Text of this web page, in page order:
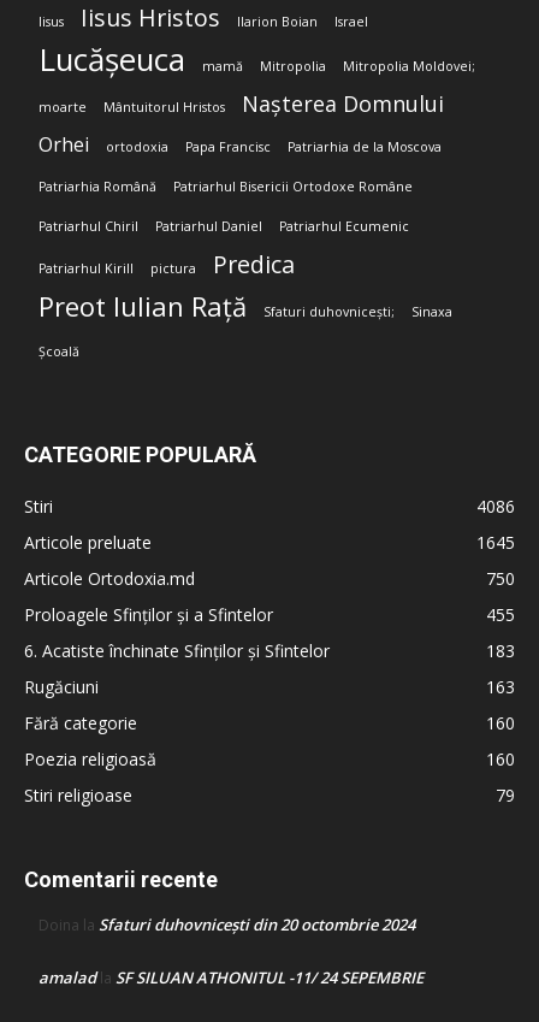
Iisus Iisus Hristos Ilarion Boian Israel
Lucășeuca mamă Mitropolia Mitropolia Moldovei;
moarte Mântuitorul Hristos Nașterea Domnului
Orhei ortodoxia Papa Francisc Patriarhia de la Moscova
Patriarhia Română Patriarhul Bisericii Ortodoxe Române
Patriarhul Chiril Patriarhul Daniel Patriarhul Ecumenic
Patriarhul Kirill pictura Predica
Preot Iulian Rață Sfaturi duhovnicești; Sinaxa
Școală
CATEGORIE POPULARĂ
Stiri
4086
Articole preluate
1645
Articole Ortodoxia.md
750
Proloagele Sfinților și a Sfintelor
455
6. Acatiste închinate Sfinților și Sfintelor
183
Rugăciuni
163
Fără categorie
160
Poezia religioasă
160
Stiri religioase
79
Comentarii recente
Doina la Sfaturi duhovnicești din 20 octombrie 2024
amaladla SF SILUAN ATHONITUL -11/ 24 SEPEMBRIE